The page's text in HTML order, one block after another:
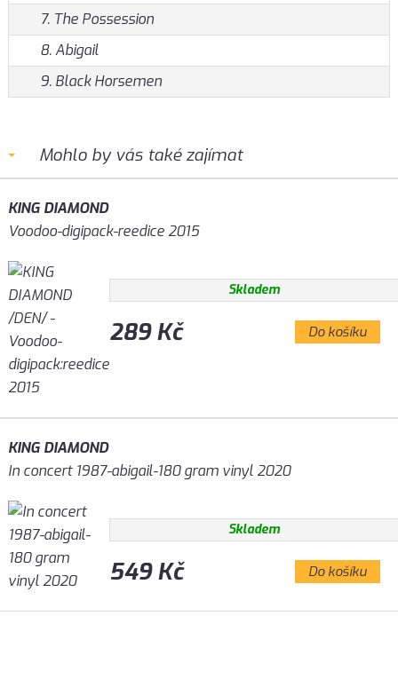
7. The Possession
8. Abigail
9. Black Horsemen
Mohlo by vás také zajímat
KING DIAMOND
Voodoo-digipack-reedice 2015
Skladem
289 Kč Do košíku
KING DIAMOND
In concert 1987-abigail-180 gram vinyl 2020
Skladem
549 Kč Do košíku